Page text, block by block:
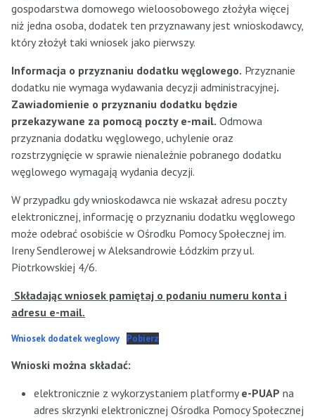
gospodarstwa domowego wieloosobowego złożyła więcej
niż jedna osoba, dodatek ten przyznawany jest wnioskodawcy,
który złożył taki wniosek jako pierwszy.
Informacja o przyznaniu dodatku węglowego. Przyznanie
dodatku nie wymaga wydawania decyzji administracyjnej.
Zawiadomienie o przyznaniu dodatku będzie
przekazywane za pomocą poczty e-mail. Odmowa
przyznania dodatku węglowego, uchylenie oraz
rozstrzygnięcie w sprawie nienależnie pobranego dodatku
węglowego wymagają wydania decyzji.
W przypadku gdy wnioskodawca nie wskazał adresu poczty
elektronicznej, informację o przyznaniu dodatku węglowego
może odebrać osobiście w Ośrodku Pomocy Społecznej im.
Ireny Sendlerowej w Aleksandrowie Łódzkim przy ul.
Piotrkowskiej 4/6.
Składając wniosek pamiętaj o podaniu numeru konta i
adresu e-mail.
Wniosek dodatek weglowy Pobierz
Wnioski można składać:
elektronicznie z wykorzystaniem platformye-PUAP na
adres skrzynki elektronicznej Ośrodka Pomocy Społecznej